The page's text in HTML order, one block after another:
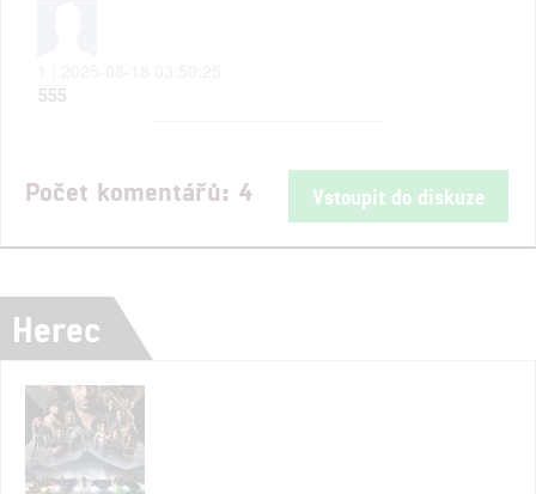
555
Počet komentářů: 4 Vstoupit do diskuze
Herec